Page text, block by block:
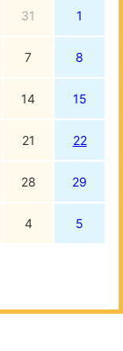
31 1
7 8
14 15
21 22
28 29
4 5